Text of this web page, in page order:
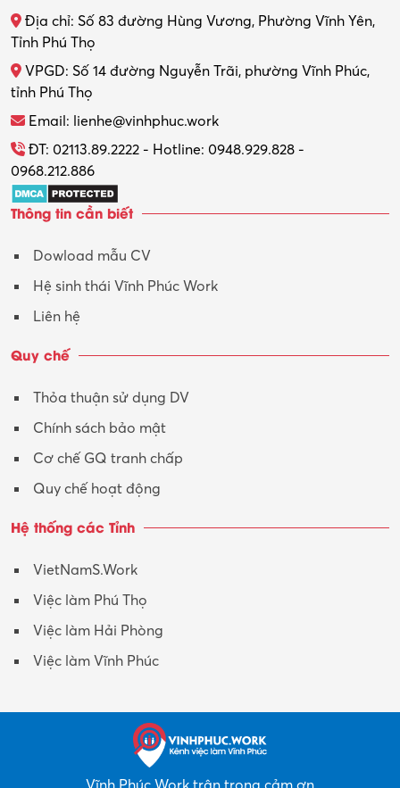
Thợ máy – Ô tô – Xe máy
Thực tập
Tổ chức sự kiện – Quà tặng
Trợ lý
Tư vấn
Tư vấn – Kiến trúc
Y tế-Dược
Địa chỉ: Số 83 đường Hùng Vương, Phường Vĩnh Yên,
Tỉnh Phú Thọ
VPGD: Số 14 đường Nguyễn Trãi, phường Vĩnh Phúc,
tỉnh Phú Thọ
Email: lienhe@vinhphuc.work
ĐT: 02113.89.2222 - Hotline: 0948.929.828 -
0968.212.886
Thông tin cần biết
Dowload mẫu CV
Hệ sinh thái Vĩnh Phúc Work
Liên hệ
Quy chế
Thỏa thuận sử dụng DV
Chính sách bảo mật
Cơ chế GQ tranh chấp
Quy chế hoạt động
Hệ thống các Tỉnh
VietNamS.Work
Việc làm Phú Thọ
Việc làm Hải Phòng
Việc làm Vĩnh Phúc